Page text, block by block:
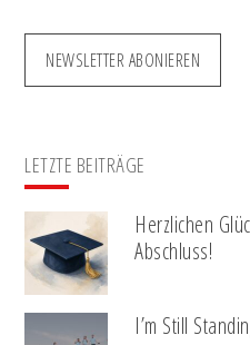
NEWSLETTER ABONIEREN
LETZTE BEITRÄGE
Herzlichen
Abschluss!
I’m Still